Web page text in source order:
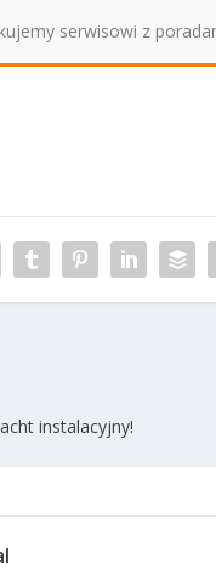
serwisowi z
instalacyjny!